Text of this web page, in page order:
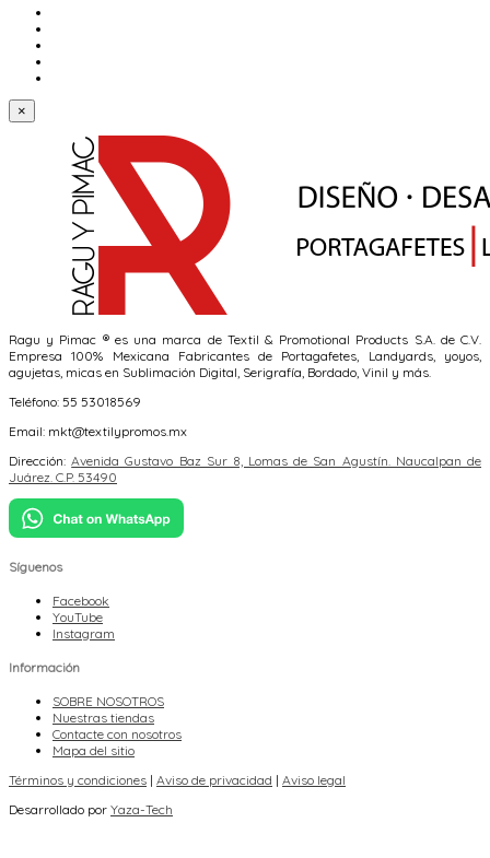
×
Ragu y Pimac ® es una marca de Textil & Promotional Products S.A. de C.V.
Empresa 100% Mexicana Fabricantes de Portagafetes, Landyards, yoyos,
agujetas, micas en Sublimación Digital, Serigrafía, Bordado, Vinil y más.
Teléfono: 55 53018569
Email: mkt@textilypromos.mx
Dirección:Avenida Gustavo Baz Sur 8, Lomas de San Agustín. Naucalpan de
Juárez. C.P. 53490
Síguenos
Facebook
YouTube
Instagram
Información
SOBRE NOSOTROS
Nuestras tiendas
Contacte con nosotros
Mapa del sitio
Términos y condiciones | Aviso de privacidad | Aviso legal
Desarrollado por Yaza-Tech